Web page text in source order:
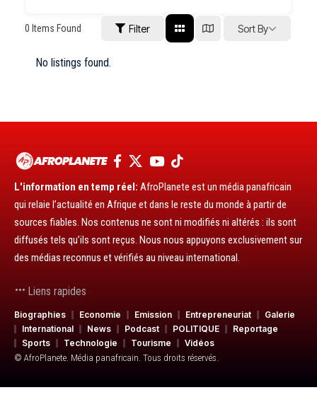
0 Items Found Filter Sort By
No listings found.
L'information en temp réel: AfroPlanete est un média panafricain
qui relaie l’actualité en Afrique et dans le reste du monde à partir de
sources fiables. Nos contenus ne sont ni modifiés ni altérés : ils sont
diffusés tels qu’ils sont reçus. Nous nous appuyons exclusivement sur
des médias reconnus et vérifiés au niveau international.
Liens rapides
Biographies Economie Emission Entrepreneuriat
Galerie
International
News Podcast POLITIQUE
Reportage
Sports
Technologie Tourisme
Vidéos
© AfroPlanete. Média panafricain. Tous droits réservés.